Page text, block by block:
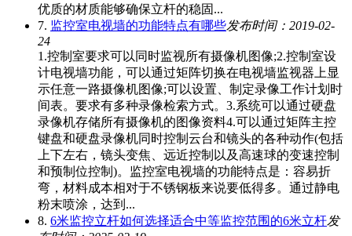
优质的材质能够确保立杆的稳固...
7. 监控室电视墙的功能特点有哪些发布时间：2019-02-
24
1.控制室要求可以同时监视所有摄像机图像;2.控制室设
计电视墙功能，可以通过矩阵切换在电视墙监视器上显
示任意一路摄像机图像;可以设置、制定录像工作计划时
间表。要求有多种录像检索方式。3.系统可以通过硬盘
录像机存储所有摄像机的图像资料4.可以通过矩阵主控
键盘和硬盘录像机同时控制云台和镜头的各种动作(包括
上下左右，镜头变焦、远近控制以及高速球的变速控制
和预制位控制)。监控室电视墙的功能特点是：容易折
弯，材料成本相对于不锈钢板来说要低得多。通过静电
粉末喷涂，达到...
8. 6米监控立杆如何选择适合中等监控范围的6米立杆发